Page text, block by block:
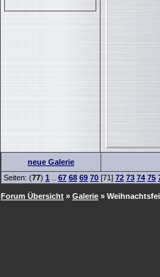
neue Galerie
Seiten: (77) 1 67 68 69 70 [71] 72 73 74 75
Forum Übersicht » Galerie »